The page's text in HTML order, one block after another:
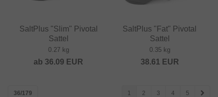
SaltPlus "Slim" Pivotal
Sattel
0.27 kg
ab 36.09 EUR
SaltPlus "Fat" Pivotal
Sattel
0.35 kg
38.61 EUR
36/179 1 2 3 4 5